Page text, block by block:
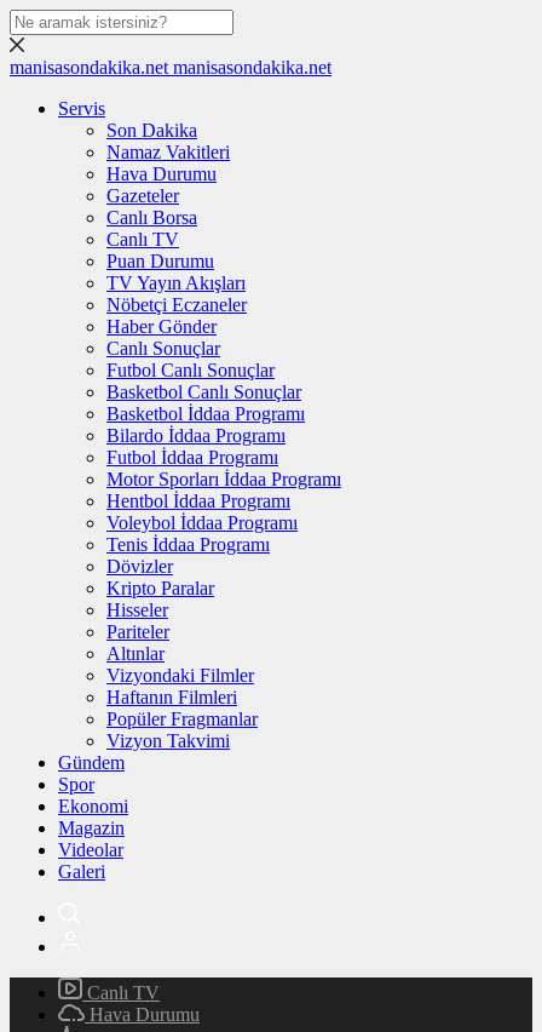
manisasondakika.net manisasondakika.net
Servis
Son Dakika
Namaz Vakitleri
Hava Durumu
Gazeteler
Canlı Borsa
Canlı TV
Puan Durumu
TV Yayın Akışları
Nöbetçi Eczaneler
Haber Gönder
Canlı Sonuçlar
Futbol Canlı Sonuçlar
Basketbol Canlı Sonuçlar
Basketbol İddaa Programı
Bilardo İddaa Programı
Futbol İddaa Programı
Motor Sporları İddaa Programı
Hentbol İddaa Programı
Voleybol İddaa Programı
Tenis İddaa Programı
Dövizler
Kripto Paralar
Hisseler
Pariteler
Altınlar
Vizyondaki Filmler
Haftanın Filmleri
Popüler Fragmanlar
Vizyon Takvimi
Gündem
Spor
Ekonomi
Magazin
Videolar
Galeri
Canlı TV
Hava Durumu